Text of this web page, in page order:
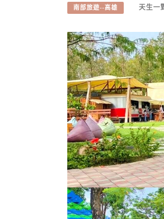
南部旅遊--高雄 天生一